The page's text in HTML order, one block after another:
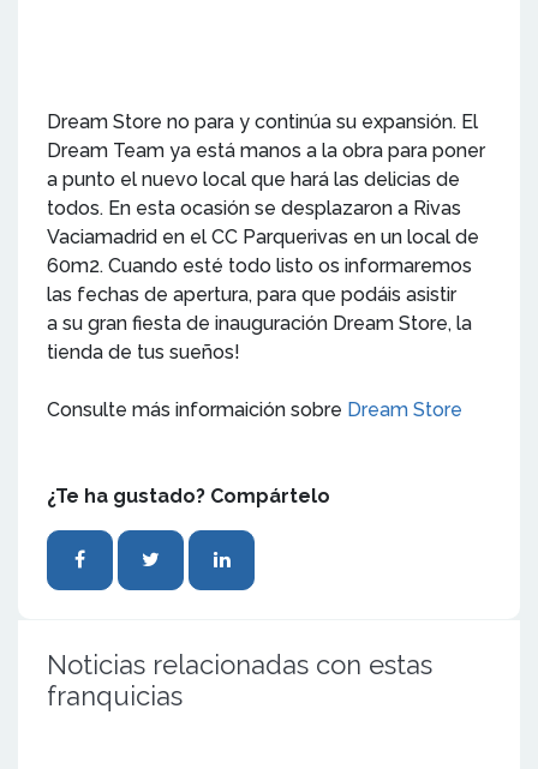
Dream Store no para y continúa su expansión. El
Dream Team ya está manos a la obra para poner
a punto el nuevo local que hará las delicias de
todos. En esta ocasión se desplazaron a Rivas
Vaciamadrid en el CC Parquerivas en un local de
60m2. Cuando esté todo listo os informaremos
las fechas de apertura, para que podáis asistir
a su gran fiesta de inauguración Dream Store, la
tienda de tus sueños!
Consulte más informaición sobre Dream Store
¿Te ha gustado? Compártelo
Noticias relacionadas con estas
franquicias